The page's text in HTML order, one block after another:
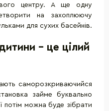
центру. А ще одну
на захоплюючу
для сухих басейнів.
- це цілий
саморозкриваючийся
займе буквально
потім можна буде зібрати